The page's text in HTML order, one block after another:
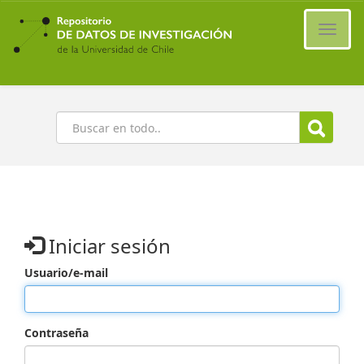
Ir
contenido
principal
Buscar
Iniciar sesión
Usuario/e-mail
Contraseña